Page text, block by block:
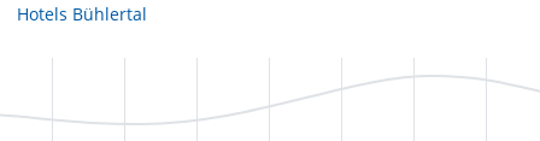
Hotels Bühlertal